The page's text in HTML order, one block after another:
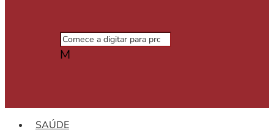
M
SAÚDE